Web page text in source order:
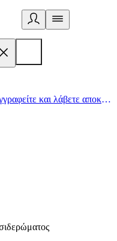
Ο υγιεινός τρόπος ζωής ξεκινά εδώ. Εγγραφείτε και λάβετε αποκλειστικές προσφορές